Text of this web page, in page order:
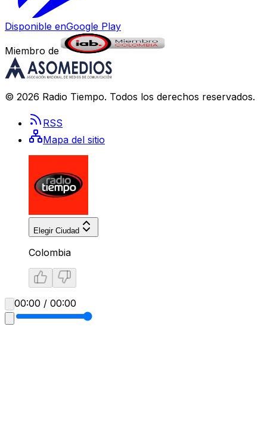
Disponible enGoogle Play
Miembro de
© 2026 Radio Tiempo. Todos los derechos reservados.
RSS
Mapa del sitio
Elegir Ciudad
Colombia
00:00 / 00:00